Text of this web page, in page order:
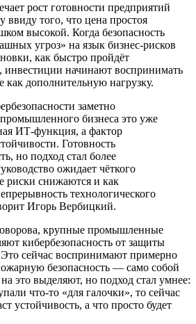
рост готовности предприятий
ввиду того, что цена простоя
высокой. Когда безопасность
угроз» на язык бизнес-­рисков
как быстро пройдёт
инвестиции начинают воспринимать
как дополнительную нагрузку.
заметно
бизнеса это уже
ИТ-функция, а фактор
Готовность
но подход стал более
ожидает чёткого
риски снижаются и как
технологического
Игорь Вербицкий.
крупные промышленные
кибербезопасность от защиты
сейчас воспринимают примерно
безопасность — само собой
это выделяют, но подход стал умнее:
что‑то «для галочки», то сейчас
устойчивость, а что просто будет